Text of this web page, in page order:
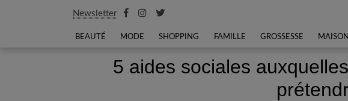
Newsletter
BEAUTÉ MODE SHOPPING FAMILLE GROSSESSE MAISON
5 aides sociales